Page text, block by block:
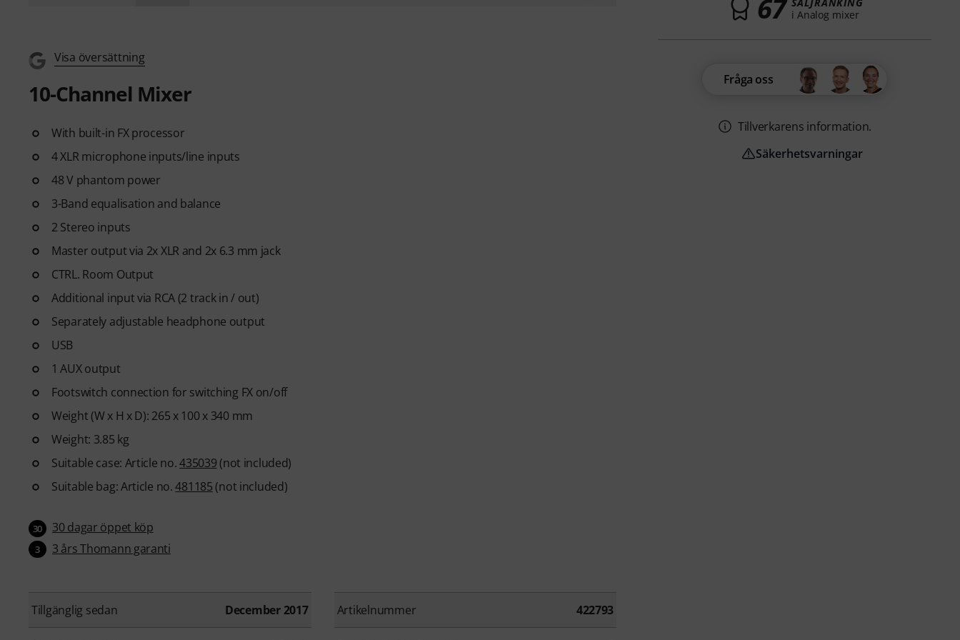
Visa översättning
10-Channel Mixer
With built-in FX processor
4 XLR microphone inputs/line inputs
48 V phantom power
3-Band equalisation and balance
2 Stereo inputs
Master output via 2x XLR and 2x 6.3 mm jack
CTRL. Room Output
Additional input via RCA (2 track in / out)
Separately adjustable headphone output
USB
1 AUX output
Footswitch connection for switching FX on/off
Weight (W x H x D): 265 x 100 x 340 mm
Weight: 3.85 kg
Suitable case: Article no.435039 (not included)
Suitable bag: Article no.481185 (not included)
30 30 dagar öppet köp
3 3 års Thomann garanti
Tillgänglig sedan December 2017 Artikelnummer 422793
67 i Analog mixer
Fråga oss
Tillverkarens information.
Säkerhetsvarningar